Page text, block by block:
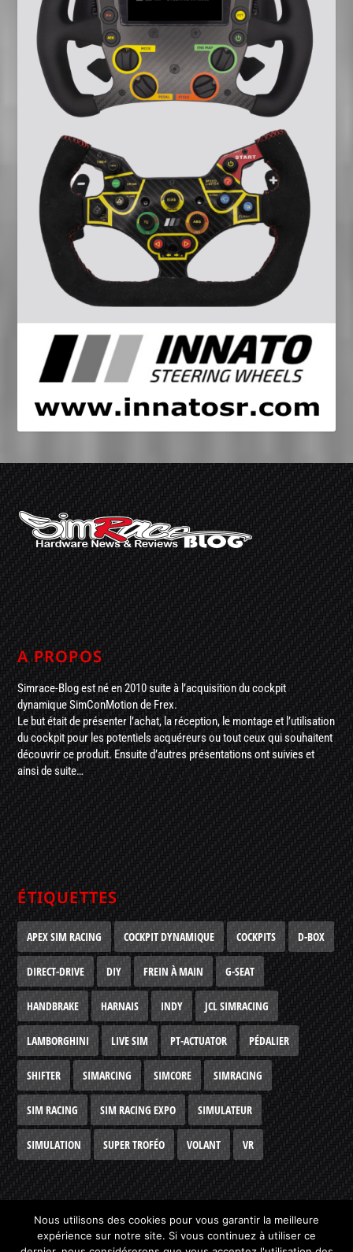
A PROPOS
Simrace-Blog est né en 2010 suite à l’acquisition du cockpit
dynamique SimConMotion de Frex.
Le but était de présenter l’achat, la réception, le montage et l’utilisation
du cockpit pour les potentiels acquéreurs ou tout ceux qui souhaitent
découvrir ce produit. Ensuite d’autres présentations ont suivies et
ainsi de suite…
ÉTIQUETTES
APEX SIM RACING COCKPIT DYNAMIQUE COCKPITS D-BOX
DIRECT-DRIVE DIY FREIN À MAIN G-SEAT
HANDBRAKE HARNAIS INDY JCL SIMRACING
LAMBORGHINI LIVE SIM PT-ACTUATOR PÉDALIER
SHIFTER SIMARCING SIMCORE SIMRACING
SIM RACING SIM RACING EXPO SIMULATEUR
SIMULATION SUPER TROFÉO VOLANT VR
Conçu parElegant Themes | Propulsé parWordPress
Nous utilisons des cookies pour vous garantir la meilleure
expérience sur notre site. Si vous continuez à utiliser ce